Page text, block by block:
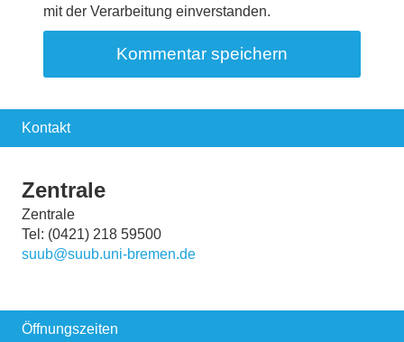
mit der Verarbeitung einverstanden.
Kontakt
Zentrale
Zentrale
Tel: (0421) 218 59500
suub@suub.uni-bremen.de
Öffnungszeiten